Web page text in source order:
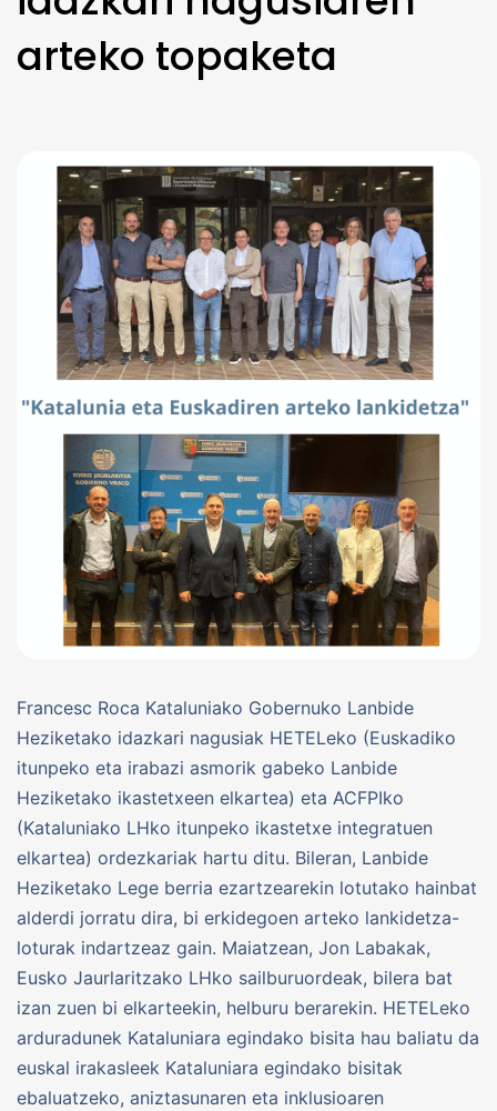
arteko topaketa
Francesc Roca Kataluniako Gobernuko Lanbide
Heziketako idazkari nagusiak HETELeko (Euskadiko
itunpeko eta irabazi asmorik gabeko Lanbide
Heziketako ikastetxeen elkartea) eta ACFPIko
(Kataluniako LHko itunpeko ikastetxe integratuen
elkartea) ordezkariak hartu ditu. Bileran, Lanbide
Heziketako Lege berria ezartzearekin lotutako hainbat
alderdi jorratu dira, bi erkidegoen arteko lankidetza-
loturak indartzeaz gain. Maiatzean, Jon Labakak,
Eusko Jaurlaritzako LHko sailburuordeak, bilera bat
izan zuen bi elkarteekin, helburu berarekin. HETELeko
arduradunek Kataluniara egindako bisita hau baliatu da
euskal irakasleek Kataluniara egindako bisitak
ebaluatzeko, aniztasunaren eta inklusioaren